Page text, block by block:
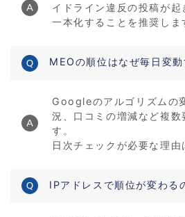
イドライン違反の投稿が
一本化することを推奨しま
MEOの順位はなぜ毎日変動
Googleのアルゴリズムの
況、口コミの増減など複数
す。
日次チェックが必要な理由
IPアドレスで順位が変わる